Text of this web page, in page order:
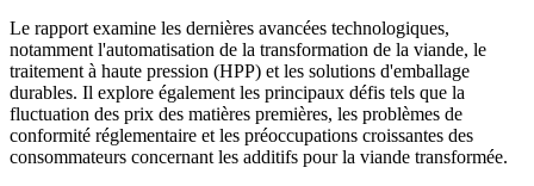
Le rapport examine les dernières avancées technologiques,
notamment l'automatisation de la transformation de la viande, le
traitement à haute pression (HPP) et les solutions d'emballage
durables. Il explore également les principaux défis tels que la
fluctuation des prix des matières premières, les problèmes de
conformité réglementaire et les préoccupations croissantes des
consommateurs concernant les additifs pour la viande transformée.